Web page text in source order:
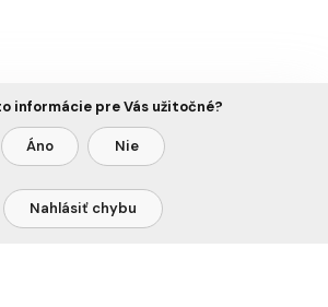
informácie pre Vás užitočné?
Áno Nie
Nahlásiť chybu